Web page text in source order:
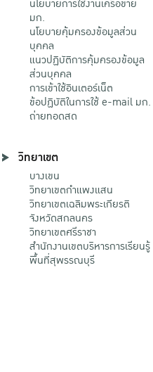
นโยบายการใช้งานเครือข่าย
มก.
นโยบายคุ้มครองข้อมูลส่วน
บุคคล
แนวปฏิบัติการคุ้มครองข้อมูล
ส่วนบุคคล
การเข้าใช้อินเตอร์เน็ต
ข้อปฏิบัติในการใช้ e-mail มก.
ถ่ายทอดสด
วิทยาเขต
บางเขน
วิทยาเขตกําแพงแสน
วิทยาเขตเฉลิมพระเกียรติ
จังหวัดสกลนคร
วิทยาเขตศรีราชา
สำนักงานเขตบริหารการเรียนรู้
พื้นที่สุพรรณบุรี